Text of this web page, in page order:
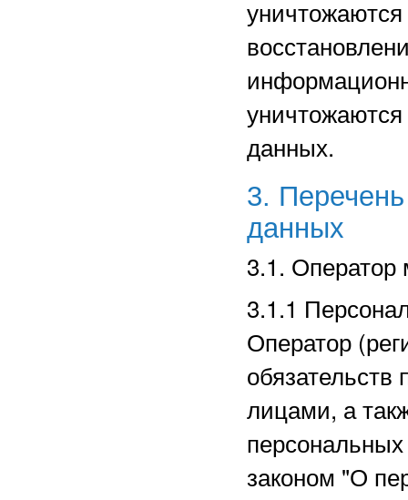
данных.
3.
данных
3.1. Оператор
3.1.1
Оператор
лицами, а
законом "О